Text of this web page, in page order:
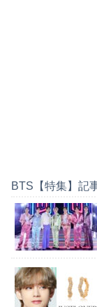
BTS【特集】記